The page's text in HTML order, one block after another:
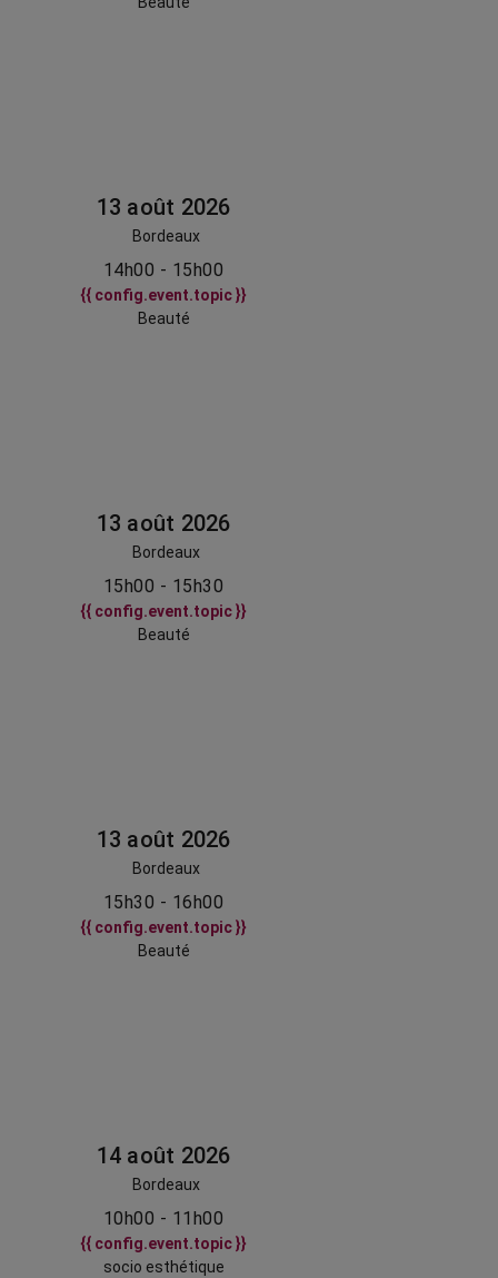
13 août 2026
Bordeaux
14h00 - 15h00
{{ config.event.topic }}
Beauté
13 août 2026
Bordeaux
15h00 - 15h30
{{ config.event.topic }}
Beauté
13 août 2026
Bordeaux
15h30 - 16h00
{{ config.event.topic }}
Beauté
14 août 2026
Bordeaux
10h00 - 11h00
{{ config.event.topic }}
socio esthétique